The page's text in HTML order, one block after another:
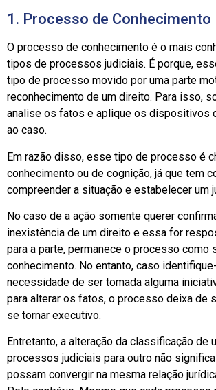
1. Processo de Conhecimento
O processo de conhecimento é o mais
tipos de processos judiciais. É porque,
tipo de processo movido por uma parte
reconhecimento de um direito. Para isso,
analise os fatos e aplique os dispositivos
ao caso.
Em razão disso, esse tipo de processo é
conhecimento ou de cognição, já que tem
compreender a situação e estabelecer um
No caso de a ação somente querer
inexistência de um direito e essa for
para a parte, permanece o processo como
conhecimento. No entanto, caso
necessidade de ser tomada alguma
para alterar os fatos, o processo deixa de
se tornar executivo.
Entretanto, a alteração da classificação de
processos judiciais para outro não
possam convergir na mesma relação